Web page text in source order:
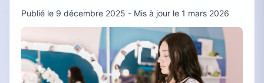
Publié le 9 décembre 2025 - Mis à jour le 1 mars 2026